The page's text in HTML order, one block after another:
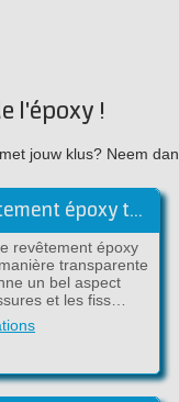
l'époxy !
jouw klus? Neem dan
Bois Epoxy: Bois avec revêtement époxy transparent
revêtement époxy
transparente
un bel aspect
et les fiss…